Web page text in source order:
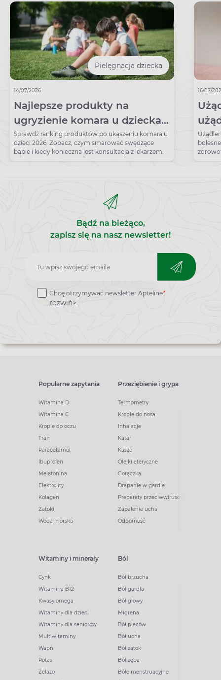
Pielęgnacja dziecka
14/07/2026
Najlepsze produkty na
ugryzienie komara u dziecka –
ranking 2026.
Sprawdź ranking produktów po ukąszeniu komara u
dzieci 2026. Zobacz, czym smarować swędzące
bąble i kiedy konieczna jest konsultacja z lekarzem.
16/07/
Bądź na bieżąco,
zapisz się na nasz newsletter!
Zapisz
do
newslettera
Chcę otrzymywać newsletter Apteline*
rozwiń>
Popularne zapytania
Witamina D
Witamina C
Krople do oczu
Tran
Paracetamol
Ibuprofen
Melatonina
Elektrolity
Kolagen
Zatoki
Woda morska
Przeziębienie i grypa
Termometry
Krople do nosa
Inhalacje
Katar
Kaszel
Olejki eteryczne
Gorączka
Drapanie w gardle
Preparaty przeciwwirusowe
Zapalenie ucha
Odporność
Witaminy i minerały
Cynk
Witamina B12
Kwasy omega
Witaminy dla dzieci
Witaminy dla seniorów
Multiwitaminy
Wapń
Potas
Żelazo
Ból
Ból brzucha
Ból gardła
Ból głowy
Migrena
Ból pleców
Ból ucha
Ból zatok
Ból zęba
Bóle menstruacyjne